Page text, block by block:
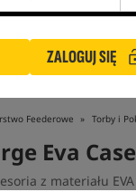
ZALOGUJ SIĘ
Feederowe Torby i
Eva
z materiału